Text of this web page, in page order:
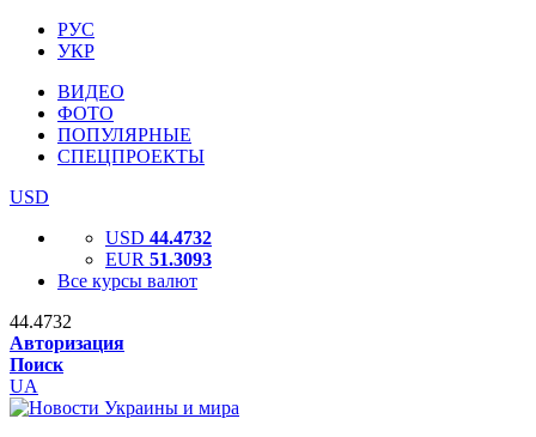
РУС
УКР
ВИДЕО
ФОТО
ПОПУЛЯРНЫЕ
СПЕЦПРОЕКТЫ
USD
USD 44.4732
EUR 51.3093
Все курсы валют
44.4732
Авторизация
Поиск
UA